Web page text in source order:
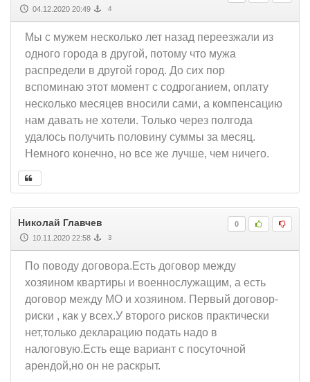
04.12.2020 20:49 4
Мы с мужем несколько лет назад переезжали из
одного города в другой, потому что мужа
распредели в другой город. До сих пор
вспоминаю этот момент с содроганием, оплату
несколько месяцев вносили сами, а компенсацию
нам давать не хотели. Только через полгода
удалось получить половину суммы за месяц.
Немного конечно, но все же лучше, чем ничего.
0
Николай Главчев
10.11.2020 22:58 3
По поводу договора.Есть договор между
хозяином квартиры и военнослужащим, а есть
договор между МО и хозяином. Первый договор-
риски , как у всех.У второго рисков практически
нет,только декларацию подать надо в
налоговую.Есть еще вариант с посуточной
арендой,но он не раскрыт.